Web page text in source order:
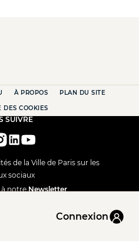
Connexion
À PROPOS
PLAN DU SITE
DES COOKIES
SUIVRE
de la Ville de Paris sur les
sociaux
à notreNewsletter